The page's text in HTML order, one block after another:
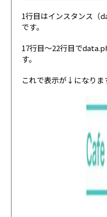
1行目はインスタンス（
です。
17行目〜22行目で
す。
これで表示が↓になりま